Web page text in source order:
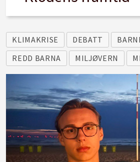
KLIMAKRISE DEBATT
REDD BARNA
MILJØVERN